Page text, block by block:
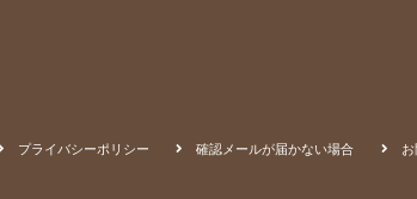
プライバシーポリシー 確認メールが届かない場合